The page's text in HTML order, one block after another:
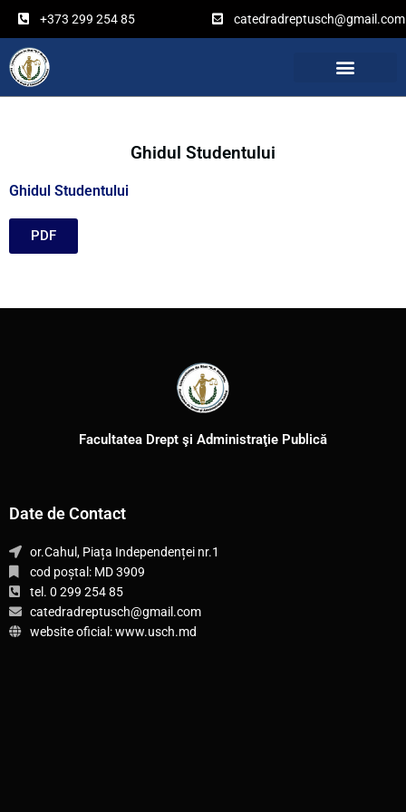
содержимому
+373 299 254 85 catedradreptusch@gmail.com
Ghidul Studentului
Ghidul Studentului
PDF
Facultatea Drept şi Administraţie Publică
Date de Contact
or.Cahul, Piața Independenței nr.1
cod poștal: MD 3909
tel. 0 299 254 85
catedradreptusch@gmail.com
website oficial: www.usch.md